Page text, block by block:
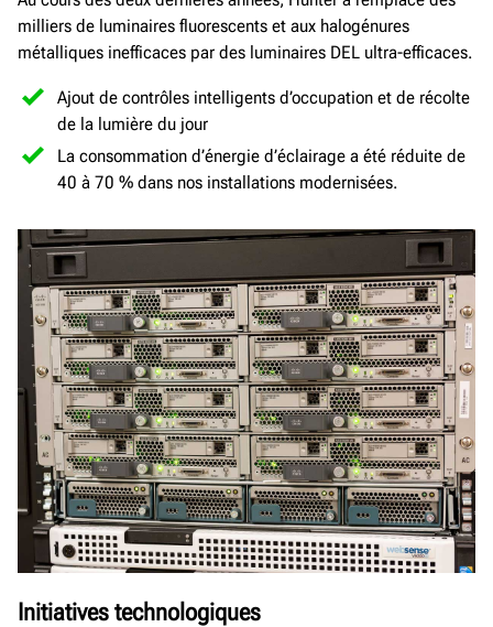
milliers de luminaires fluorescents et aux halogénures
métalliques inefficaces par des luminaires DEL ultra-efficaces.
Ajout de contrôles intelligents d’occupation et de récolte
de la lumière du jour
La consommation d’énergie d’éclairage a été réduite de
40 à 70 % dans nos installations modernisées.
Initiatives technologiques